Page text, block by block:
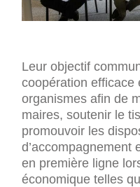
Leur objectif
coopération efficace
organismes afin de
maires, soutenir le
promouvoir les
d’accompagnement
en première ligne
économique telles